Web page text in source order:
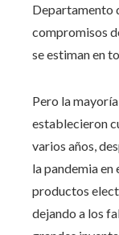
Departamento
compromisos
se estiman en
Pero la
establecieron
varios años,
la pandemia en
productos
dejando a los